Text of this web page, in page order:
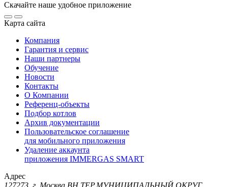
Скачайте наше удобное приложение
Карта сайта
Компания
Гарантия и сервис
Наши партнеры
Обучение
Новости
Контакты
О Компании
Референц-объекты
Подбор котлов
Архив документации
Пользовательское соглашение
для мобильного приложения
Удаление аккаунта
приложения IMMERGAS SMART
Адрес
127273, г. Москва ВН.ТЕР.МУНИЦИПАЛЬНЫЙ ОКРУГ